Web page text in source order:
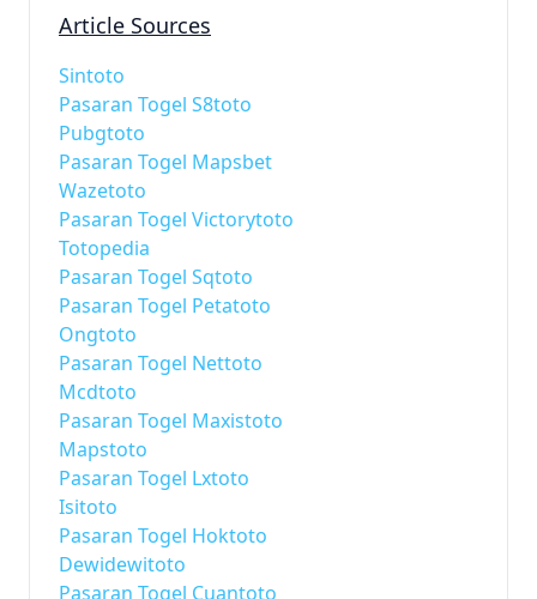
Article Sources
Sintoto
Pasaran Togel S8toto
Pubgtoto
Pasaran Togel Mapsbet
Wazetoto
Pasaran Togel Victorytoto
Totopedia
Pasaran Togel Sqtoto
Pasaran Togel Petatoto
Ongtoto
Pasaran Togel Nettoto
Mcdtoto
Pasaran Togel Maxistoto
Mapstoto
Pasaran Togel Lxtoto
Isitoto
Pasaran Togel Hoktoto
Dewidewitoto
Pasaran Togel Cuantoto